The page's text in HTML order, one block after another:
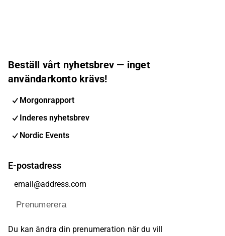
Beställ vårt nyhetsbrev — inget
användarkonto krävs!
Morgonrapport
Inderes nyhetsbrev
Nordic Events
E-postadress
Prenumerera
Du kan ändra din prenumeration när du vill